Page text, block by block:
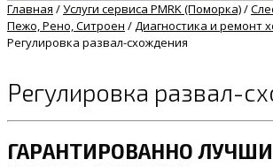
Главная /Услуги сервиса PMRK (Поморка)/
Пежо, Рено, Ситроен /Диагностика и ремонт
Регулировка развал-схождения
Регулировка развал-
ГАРАНТИРОВАННО